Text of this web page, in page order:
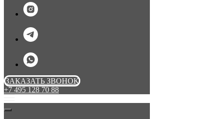
ЗАКАЗАТЬ ЗВОНОК
+7 495 128 70 88